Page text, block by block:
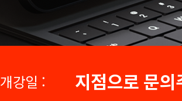
개강일 : 지점으로 문